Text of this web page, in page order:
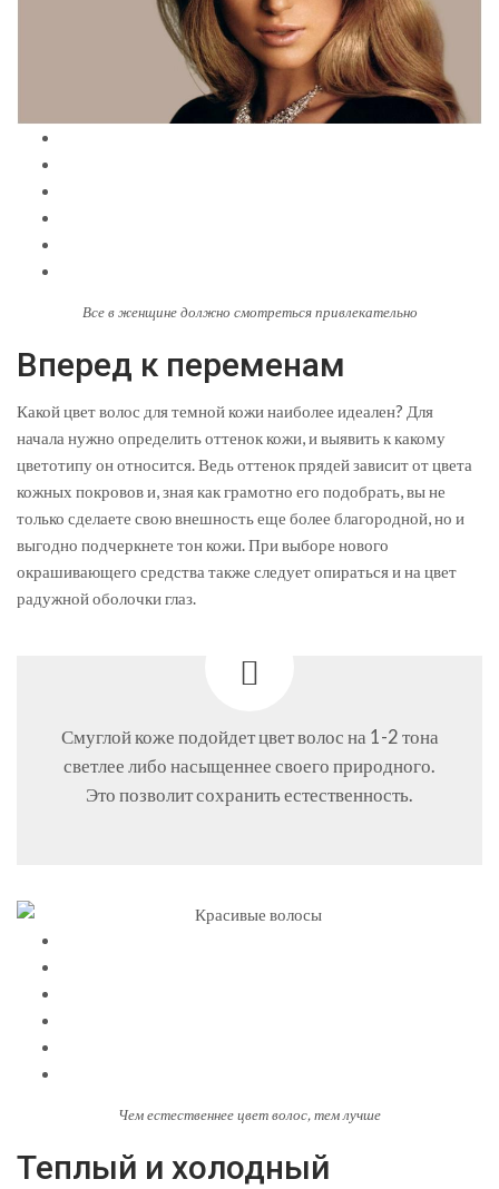
Все в женщине должно смотреться привлекательно
Вперед к переменам
Какой цвет волос для темной кожи наиболее идеален? Для
начала нужно определить оттенок кожи, и выявить к какому
цветотипу он относится. Ведь оттенок прядей зависит от цвета
кожных покровов и, зная как грамотно его подобрать, вы не
только сделаете свою внешность еще более благородной, но и
выгодно подчеркнете тон кожи. При выборе нового
окрашивающего средства также следует опираться и на цвет
радужной оболочки глаз.
Смуглой коже подойдет цвет волос на 1-2 тона
светлее либо насыщеннее своего природного.
Это позволит сохранить естественность.
Чем естественнее цвет волос, тем лучше
Теплый и холодный